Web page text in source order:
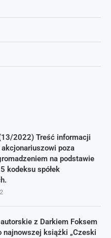
2022) Treść informacji
poza
na podstawie
kodeksu spółek
z Darkiem Foksem
najnowszej książki „Czeski